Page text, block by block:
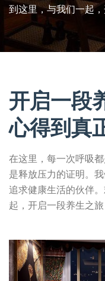
到这里，与我们一起
开启一段
心得到真
在这里，每一次呼吸
是释放压力的证明。
追求健康生活的伙伴
起，开启一段养生之